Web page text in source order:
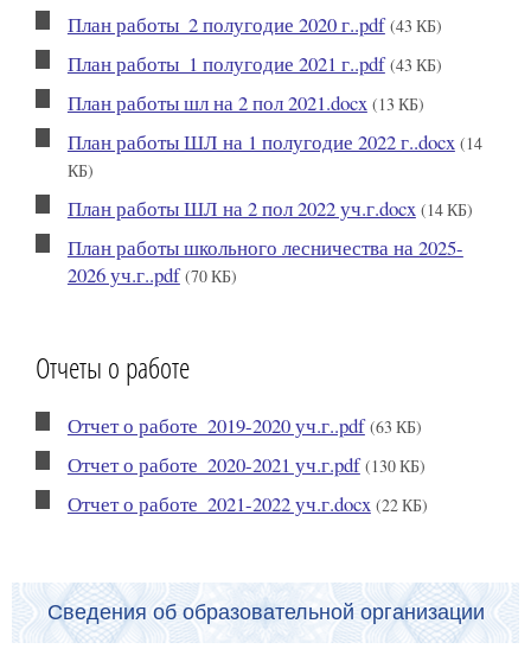
План работы_2 полугодие 2020 г..pdf (43 КБ)
План работы_1 полугодие 2021 г..pdf (43 КБ)
План работы шл на 2 пол 2021.docx (13 КБ)
План работы ШЛ на 1 полугодие 2022 г..docx (14
КБ)
План работы ШЛ на 2 пол 2022 уч.г.docx (14 КБ)
План работы школьного лесничества на 2025-
2026 уч.г..pdf (70 КБ)
Отчеты о работе
Отчет о работе_2019-2020 уч.г..pdf (63 КБ)
Отчет о работе_2020-2021 уч.г.pdf (130 КБ)
Отчет о работе_2021-2022 уч.г.docx (22 КБ)
Сведения об образовательной организации